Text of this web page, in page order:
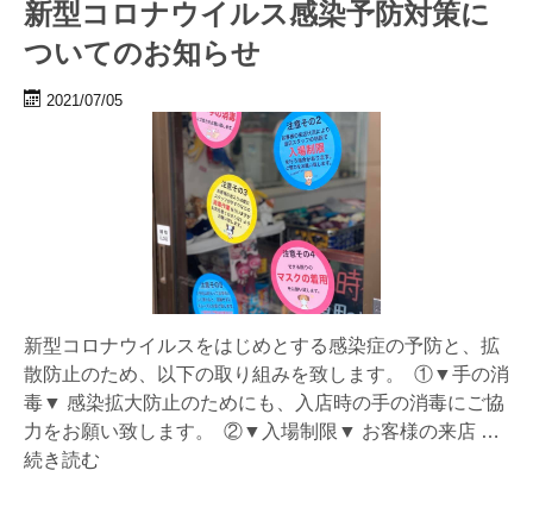
新型コロナウイルス感染予防対策に
ついてのお知らせ
2021/07/05
新型コロナウイルスをはじめとする感染症の予防と、拡
散防止のため、以下の取り組みを致します。 ①▼手の消
毒▼ 感染拡大防止のためにも、入店時の手の消毒にご協
力をお願い致します。 ②▼入場制限▼ お客様の来店 …
続き読む